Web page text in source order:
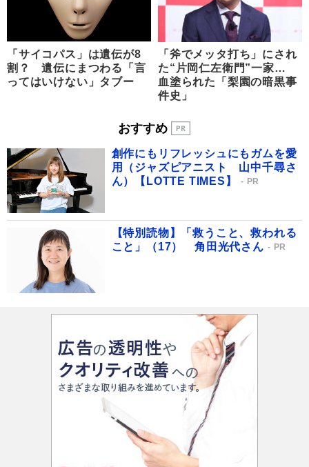
「サイコパス」は遺伝が8
割？ 遺伝にまつわる「言
ってはいけない」タブー
「斧でメッタ打ち」にされ
た“片岡仁左衛門”一家…
血塗られた「梨園の暗黒事
件史」
おすすめ
創作にもリフレッシュにもガムを愛
用（ジャズピアニスト 山中千尋さ
ん）【LOTTE TIMES】
PR
【特別読物】「救うこと、救われる
こと」（17） 角田光代さん
PR